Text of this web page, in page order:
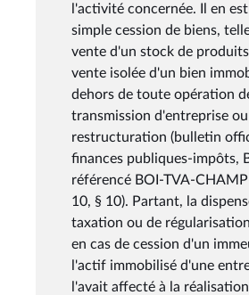
l'activité concernée. Il en
simple cession de biens,
vente d'un stock de
vente isolée d'un bien
dehors de toute opération
transmission d'entreprise
restructuration (bulletin
finances publiques-impôts,
référencé BOI-TVA-
10, § 10). Partant, la
taxation ou de
en cas de cession d'un
l'actif immobilisé d'une
l'avait affecté à la